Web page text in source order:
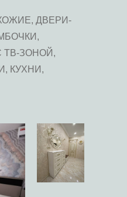
ДВЕРИ-
ТВ-ЗОНОЙ,
КУХНИ,